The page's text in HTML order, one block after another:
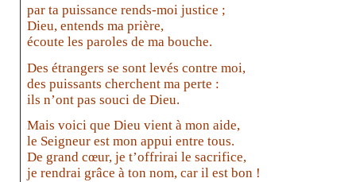
par ta puissance rends-moi justice ;
Dieu, entends ma prière,
écoute les paroles de ma bouche.
Des étrangers se sont levés contre moi,
des puissants cherchent ma perte :
ils n’ont pas souci de Dieu.
Mais voici que Dieu vient à mon aide,
le Seigneur est mon appui entre tous.
De grand cœur, je t’offrirai le sacrifice,
je rendrai grâce à ton nom, car il est bon !